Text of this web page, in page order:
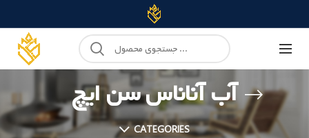
آب آناناس سن ایچ
CATEGORIES